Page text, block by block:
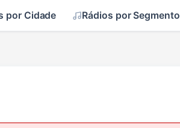
por Cidade Rádios por Segmento